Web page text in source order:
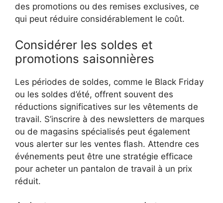
des promotions ou des remises exclusives, ce
qui peut réduire considérablement le coût.
Considérer les soldes et
promotions saisonnières
Les périodes de soldes, comme le Black Friday
ou les soldes d’été, offrent souvent des
réductions significatives sur les vêtements de
travail. S’inscrire à des newsletters de marques
ou de magasins spécialisés peut également
vous alerter sur les ventes flash. Attendre ces
événements peut être une stratégie efficace
pour acheter un pantalon de travail à un prix
réduit.